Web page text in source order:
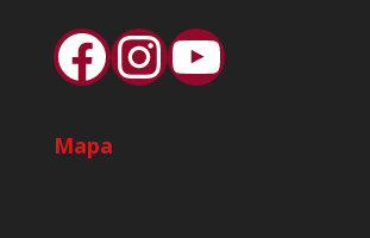
Facebook
Instagram
YouTube
Mapa